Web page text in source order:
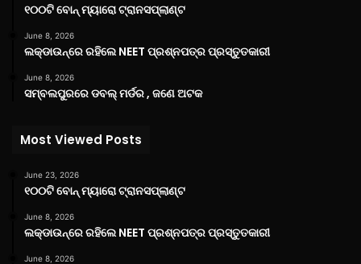
୧୦୦ଟି ବୋନ୍ ମ୍ୟାରୋ ଟ୍ରାନସପ୍ଲାଣ୍ଟ
June 8, 2026
ଲକ୍‌ଡାଉନ୍‌ରେ ରହିଲେ NEET ପ୍ରଶ୍ନପତ୍ର ପ୍ରସ୍ତୁତକାରୀ
June 8, 2026
ସମ୍ବଲପୁରରେ ଡବଲ୍ ମର୍ଡର , ଜଣେ ଅଟକ
Most Viewed Posts
June 23, 2026
୧୦୦ଟି ବୋନ୍ ମ୍ୟାରୋ ଟ୍ରାନସପ୍ଲାଣ୍ଟ
June 8, 2026
ଲକ୍‌ଡାଉନ୍‌ରେ ରହିଲେ NEET ପ୍ରଶ୍ନପତ୍ର ପ୍ରସ୍ତୁତକାରୀ
June 8, 2026